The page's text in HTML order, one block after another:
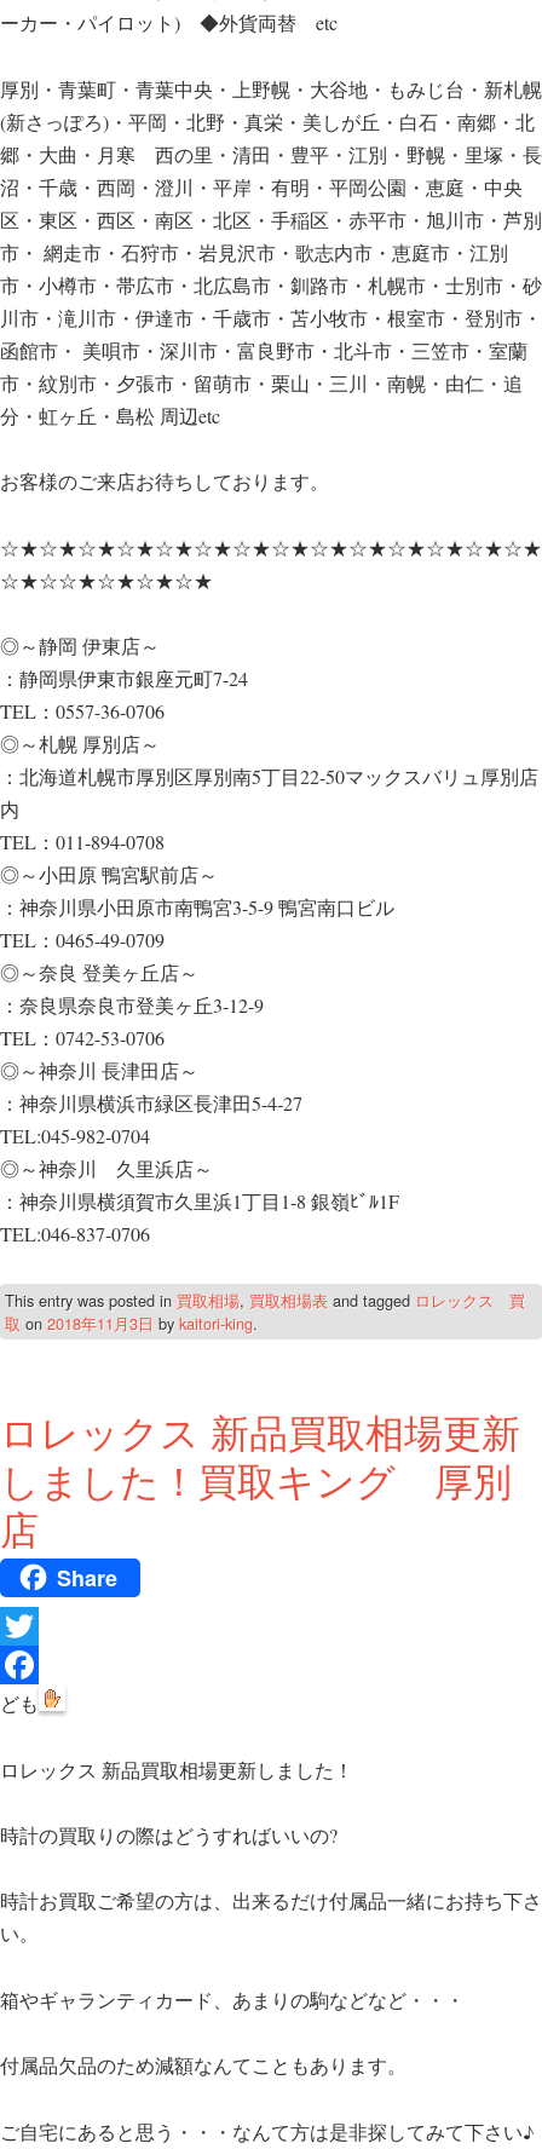
ーカー・パイロット) ◆外貨両替 etc
厚別・青葉町・青葉中央・上野幌・大谷地・もみじ台・新札幌
(新さっぽろ)・平岡・北野・真栄・美しが丘・白石・南郷・北
郷・大曲・月寒 西の里・清田・豊平・江別・野幌・里塚・長
沼・千歳・西岡・澄川・平岸・有明・平岡公園・恵庭・中央
区・東区・西区・南区・北区・手稲区・赤平市・旭川市・芦別
市・ 網走市・石狩市・岩見沢市・歌志内市・恵庭市・江別
市・小樽市・帯広市・北広島市・釧路市・札幌市・士別市・砂
川市・滝川市・伊達市・千歳市・苫小牧市・根室市・登別市・
函館市・ 美唄市・深川市・富良野市・北斗市・三笠市・室蘭
市・紋別市・夕張市・留萌市・栗山・三川・南幌・由仁・追
分・虹ヶ丘・島松 周辺etc
お客様のご来店お待ちしております。
☆★☆★☆★☆★☆★☆★☆★☆★☆★☆★☆★☆★☆★☆★
☆★☆☆★☆★☆★☆★
◎～静岡 伊東店～
：静岡県伊東市銀座元町7-24
TEL：0557-36-0706
◎～札幌 厚別店～
：北海道札幌市厚別区厚別南5丁目22-50マックスバリュ厚別店
内
TEL：011-894-0708
◎～小田原 鴨宮駅前店～
：神奈川県小田原市南鴨宮3-5-9 鴨宮南口ビル
TEL：0465-49-0709
◎～奈良 登美ヶ丘店～
：奈良県奈良市登美ヶ丘3-12-9
TEL：0742-53-0706
◎～神奈川 長津田店～
：神奈川県横浜市緑区長津田5-4-27
TEL:045-982-0704
◎～神奈川 久里浜店～
：神奈川県横須賀市久里浜1丁目1-8 銀嶺ﾋﾞﾙ1F
TEL:046-837-0706
This entry was posted in 買取相場, 買取相場表 and tagged ロレックス 買
取 on 2018年11月3日 bykaitori-king.
ロレックス 新品買取相場更新
しました！買取キング 厚別
店
Share
T
w
t
r
F
c
o
o
ども
ロレックス 新品買取相場更新しました！
時計の買取りの際はどうすればいいの?
時計お買取ご希望の方は、出来るだけ付属品一緒にお持ち下さ
い。
箱やギャランティカード、あまりの駒などなど・・・
付属品欠品のため減額なんてこともあります。
ご自宅にあると思う・・・なんて方は是非探してみて下さい♪